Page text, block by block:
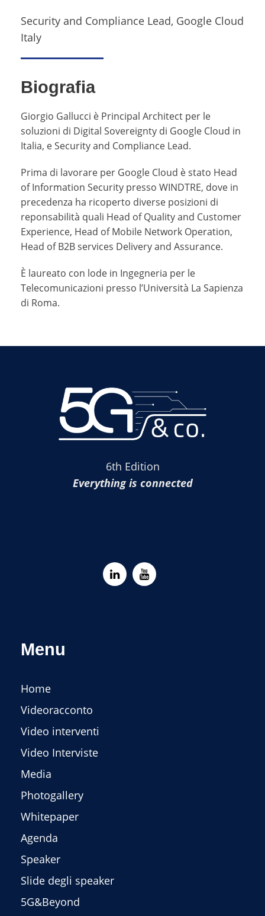
Security and Compliance Lead, Google Cloud
Italy
Biografia
Giorgio Gallucci è Principal Architect per le
soluzioni di Digital Sovereignty di Google Cloud in
Italia, e Security and Compliance Lead.
Prima di lavorare per Google Cloud è stato Head
of Information Security presso WINDTRE, dove in
precedenza ha ricoperto diverse posizioni di
reponsabilità quali Head of Quality and Customer
Experience, Head of Mobile Network Operation,
Head of B2B services Delivery and Assurance.
È laureato con lode in Ingegneria per le
Telecomunicazioni presso l’Università La Sapienza
di Roma.
6th Edition
Everything is connected
Menu
Home
Videoracconto
Video interventi
Video Interviste
Media
Photogallery
Whitepaper
Agenda
Speaker
Slide degli speaker
5G&Beyond